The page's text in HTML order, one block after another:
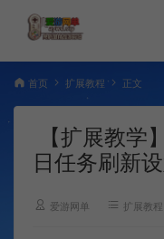
首页 扩展教程 正文
【扩展教学
日任务刷新
爱游网单 扩展教程